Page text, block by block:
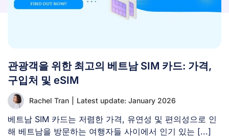
관광객을 위한 최고의 베트남 SIM 카드: 가격,
구입처 및 eSIM
Rachel Tran Latest update: January 2026
베트남 SIM 카드는 저렴한 가격, 유연성 및 편의성으로 인
해 베트남을 방문하는 여행자들 사이에서 인기 있는 [...]